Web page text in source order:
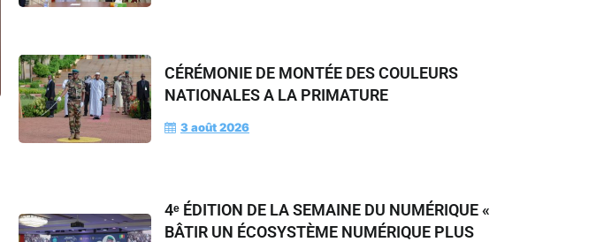
3 août 2026
CÉRÉMONIE DE MONTÉE DES COULEURS
NATIONALES A LA PRIMATURE
4ᵉ ÉDITION DE LA SEMAINE DU NUMÉRIQUE «
BÂTIR UN ÉCOSYSTÈME NUMÉRIQUE PLUS